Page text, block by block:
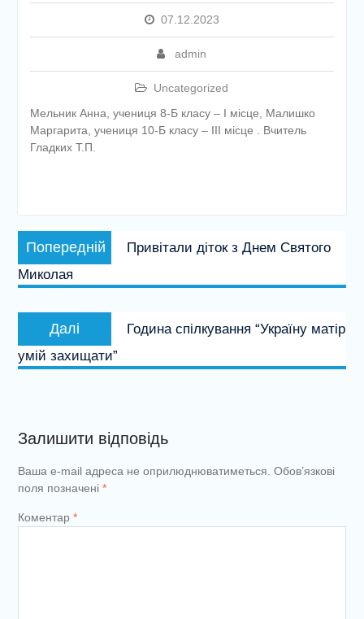
дитячо-юнацької
«Сокіл» («Джура»)
проведено підсумкову
педагогічну раду
07.12.2023
admin
Uncategorized
Мельник Анна, учениця 8-Б класу – І місце, Малишко
Маргарита, учениця 10-Б класу – ІІІ місце . Вчитель
Гладких Т.П.
Навігація
записів
Попередній
запис:
Привітали діток з Днем Святого
Миколая
Далі
запис:
Година спілкування “Україну матір
умій захищати”
Залишити відповідь
Ваша e-mail адреса не оприлюднюватиметься. Обов’язкові
поля позначені *
Коментар *